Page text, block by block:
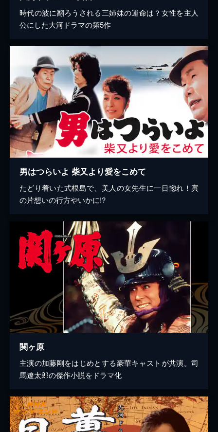
時代の波に翻ろうされる三姉妹の運命は？女性を主人
公にした大河ドラマの第5作
男はつらいよ 柴又より愛をこめて
たどり着いた式根島で、美人の女先生に一目惚れ！寅
の片想いの行方やいかに!?
関ヶ原
主演の加藤剛をはじめとする豪華キャストが共演。司
馬遼太郎の傑作小説をドラマ化